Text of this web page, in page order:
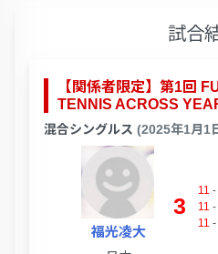
試合
【関係者限定】第1回
TENNIS ACROSS
混合シングルス (2025年1月1
福光凌大
3
11 -
11 -
11 -